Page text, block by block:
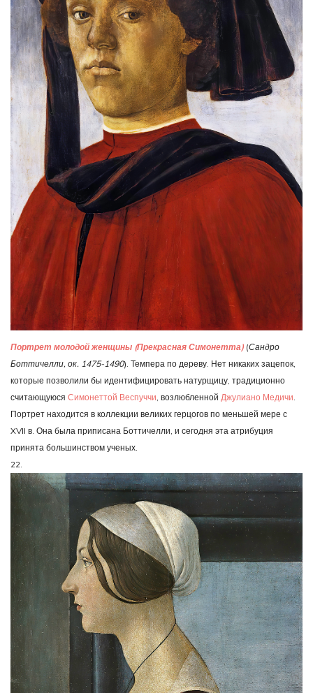
Портрет молодой женщины (Прекрасная Симонетта) (Сандро
Боттичелли, ок. 1475-1490). Темпера по дереву. Нет никаких зацепок,
которые позволили бы идентифицировать натурщицу, традиционно
считающуюся Симонеттой Веспуччи , возлюбленной Джулиано Медичи
Портрет находится в коллекции великих герцогов по меньшей мере с
XVII в. Она была приписана Боттичелли, и сегодня эта атрибуция
принята большинством ученых.
22.